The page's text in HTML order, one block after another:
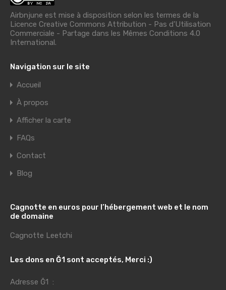
Airbnjune est mise à disposition selon les termes de la
Licence Creative Commons Attribution - Pas d’Utilisation
Commerciale - Partage dans les Mêmes Conditions 4.0
International.
Navigation sur le site
Accueil
À propos
Afficher la carte
FAQs
Contact
Blog
Cagnotte en euros pour l’hébergement web et le nom
de domaine
Cagnotte Leetchi
Les dons en Ğ1 sont acceptés, Merci :)
Adresse Ğ1 :